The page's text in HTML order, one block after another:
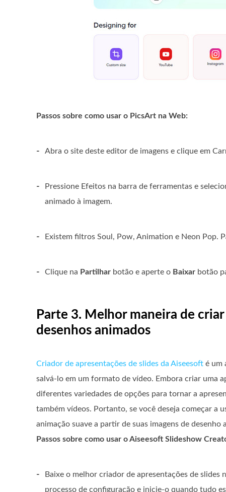
Passos sobre como usar o PicsArt na Web:
- Abra o site deste editor de imagens e clique em
-
Pressione Efeitos na barra de ferramentas e
animado à imagem.
- Existem filtros Soul, Pow, Animation e Neon Pop.
- Clique na Partilhar botão e aperte o Baixar botão
Parte 3. Melhor maneira de
desenhos animados
Criador de apresentações de slides da Aiseesoft é um
salvá-lo em um formato de vídeo. Embora criar uma
diferentes variedades de opções para tornar a
também vídeos. Portanto, se você deseja começar a
animação suave a partir de suas imagens de desenho
Passos sobre como usar o Aiseesoft Slideshow
-
Baixe o melhor criador de apresentações de
processo de configuração e inicie-o quando tudo